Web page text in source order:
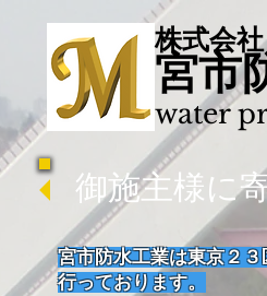
株式会社
water
宮市
御施主様に
宮市防水工業は東京２
行っております。